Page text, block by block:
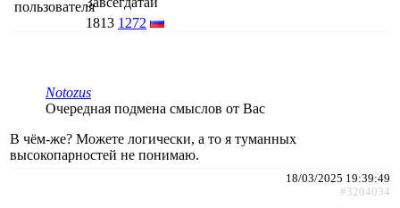
1813 1272
Notozus
Очередная подмена смыслов от Вас
В чём-же? Можете логически, а то я туманных
высокопарностей не понимаю.
18/03/2025 19:39:49
#3204034